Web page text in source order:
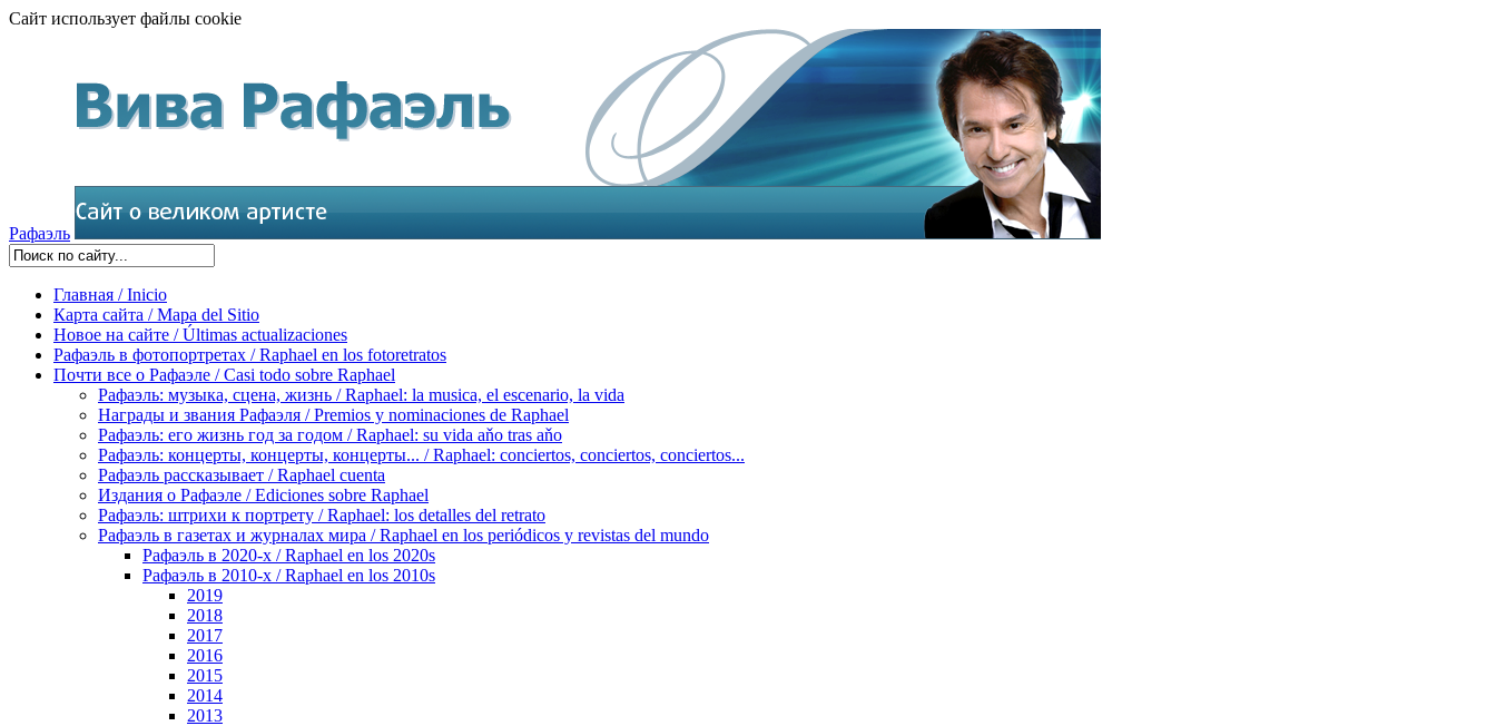
Сайт использует файлы cookie
Рафаэль
Главная / Inicio
Карта сайта / Mapa del Sitio
Новое на сайте / Últimas actualizaciones
Рафаэль в фотопортретах / Raphael en los fotoretratos
Почти все о Рафаэле / Casi todo sobre Raphael
Рафаэль: музыка, сцена, жизнь / Raphael: la musica, el escenario, la vida
Награды и звания Рафаэля / Premios y nominaciones de Raphael
Рафаэль: его жизнь год за годом / Raphael: su vida aňo tras aňo
Рафаэль: концерты, концерты, концерты... / Raphael: conciertos, сonciertos, сonciertos...
Рафаэль рассказывает / Raphael cuenta
Издания о Рафаэле / Ediciones sobre Raphael
Рафаэль: штрихи к портрету / Raphael: los detalles del retrato
Рафаэль в газетах и журналах мира / Raphael en los periódicos y revistas del mundo
Рафаэль в 2020-х / Raphael en los 2020s
Рафаэль в 2010-х / Raphael en los 2010s
2019
2018
2017
2016
2015
2014
2013